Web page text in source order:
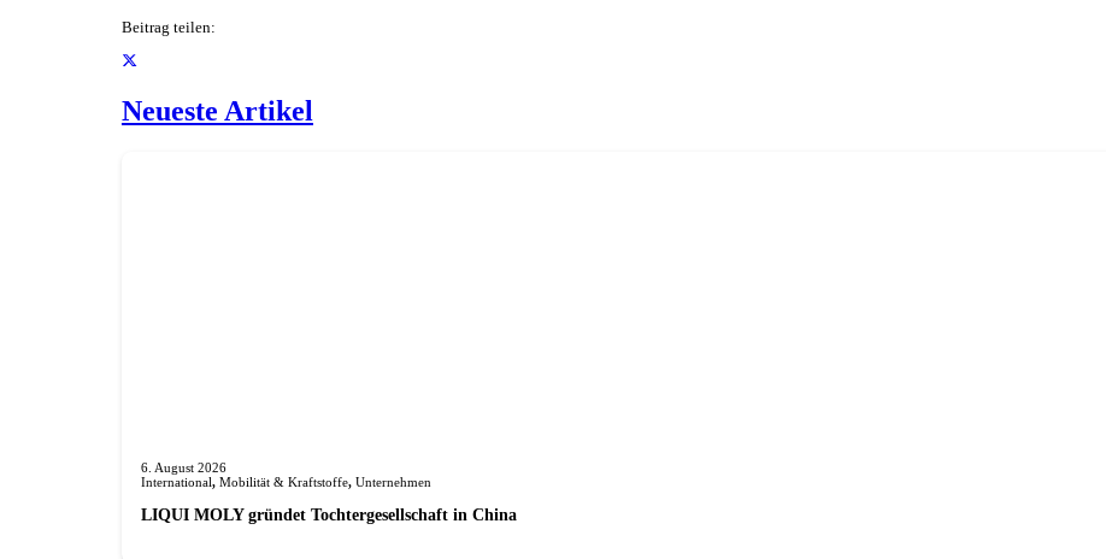
Beitrag teilen:
Neueste Artikel
6. August 2026
International, Mobilität & Kraftstoffe, Unternehmen
LIQUI MOLY gründet Tochterge­sellschaft in China